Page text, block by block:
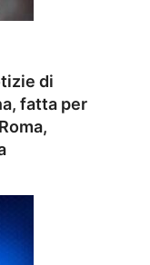
di
fatta per